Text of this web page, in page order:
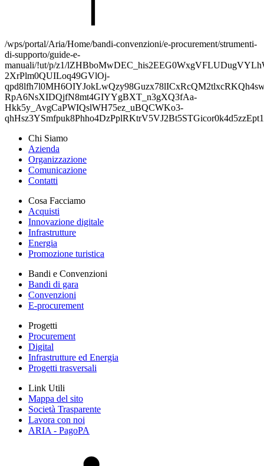
/wps/portal/Aria/Home/bandi-convenzioni/e-procurement/strumenti-
di-supporto/guide-e-
manuali/!ut/p/z1/
2XrPlm0QUILoq49GVlOj-
RpA6NsXIDQjfN8mt4GIYYgBXT_n3gXQ3fAa-
Hkk5y_AvgCaPWIQslWH75ez_uBQCWKo3-
Chi Siamo
Azienda
Organizzazione
Comunicazione
Contatti
Cosa Facciamo
Acquisti
Innovazione digitale
Infrastrutture
Energia
Promozione turistica
Bandi e Convenzioni
Bandi di gara
Convenzioni
E-procurement
Progetti
Procurement
Digital
Infrastrutture ed Energia
Progetti trasversali
Link Utili
Mappa del sito
Società Trasparente
Lavora con noi
ARIA - PagoPA